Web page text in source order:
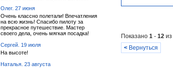
Олег. 27 июня
Очень классно полетали! Впечатления
на всю жизнь! Спасибо пилоту за
прекрасное путешествие. Мастер
своего дела, очень мягкая посадка!
Сергей. 19 июля
На высоте!
Наталья. 23 августа
Показано 1 - 12 из
< Вернуться